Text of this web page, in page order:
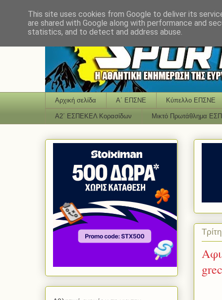
Αρχική σελίδα Α΄ ΕΠΣΝΕ Κύπελλο ΕΠΣΝΕ
Α2΄ ΕΣΠΕΚΕΛ Κορασίδων Μικτό Πρωτάθλημα
This site uses cookies from Google to deliver its
are shared with Google along with performance and
statistics, and to detect and address abuse.